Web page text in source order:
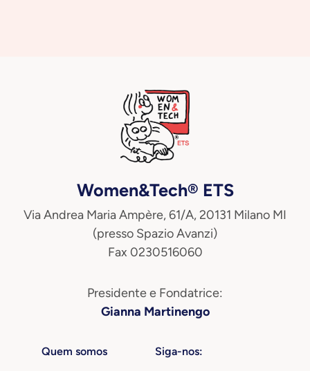
Women&Tech® ETS
Via Andrea Maria Ampère, 61/A, 20131 Milano MI
(presso Spazio Avanzi)
Fax 0230516060
Presidente e Fondatrice:
Gianna Martinengo
Quem somos Siga-nos: